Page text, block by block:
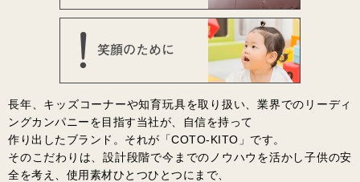
長年、キッズコーナーや知育玩具を取り扱い、業界でのリーディ
ングカンパニーを目指す当社が、自信を持って
作り出したブランド。それが「COTO-KITO」です。
そのこだわりは、設計段階で今までのノウハウを活かし子供の安
全を考え、使用素材ひとつひとつにまで、